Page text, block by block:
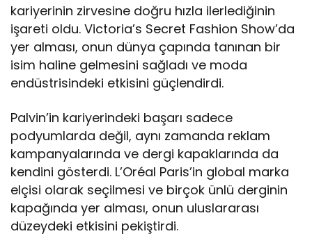
kariyerinin zirvesine doğru hızla ilerlediğinin
işareti oldu. Victoria’s Secret Fashion Show’da
yer alması, onun dünya çapında tanınan bir
isim haline gelmesini sağladı ve moda
endüstrisindeki etkisini güçlendirdi.
Palvin’in kariyerindeki başarı sadece
podyumlarda değil, aynı zamanda reklam
kampanyalarında ve dergi kapaklarında da
kendini gösterdi. L’Oréal Paris’in global marka
elçisi olarak seçilmesi ve birçok ünlü derginin
kapağında yer alması, onun uluslararası
düzeydeki etkisini pekiştirdi.